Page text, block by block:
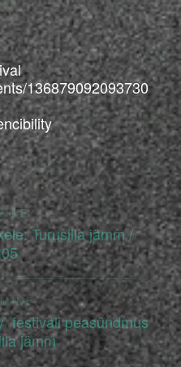
136879092093730
Turusilla jämm /
festivali peasündmus
jämm